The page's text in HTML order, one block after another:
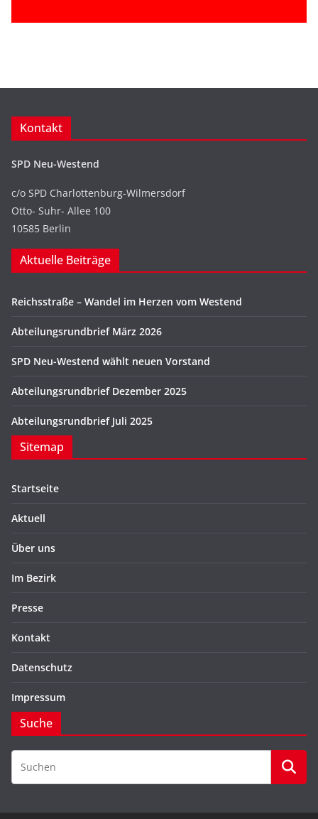
Kontakt
SPD Neu-Westend
c/o SPD Charlottenburg-Wilmersdorf
Otto- Suhr- Allee 100
10585 Berlin
Aktuelle Beiträge
Reichsstraße – Wandel im Herzen vom Westend
Abteilungsrundbrief März 2026
SPD Neu-Westend wählt neuen Vorstand
Abteilungsrundbrief Dezember 2025
Abteilungsrundbrief Juli 2025
Sitemap
Startseite
Aktuell
Über uns
Im Bezirk
Presse
Kontakt
Datenschutz
Impressum
Suche